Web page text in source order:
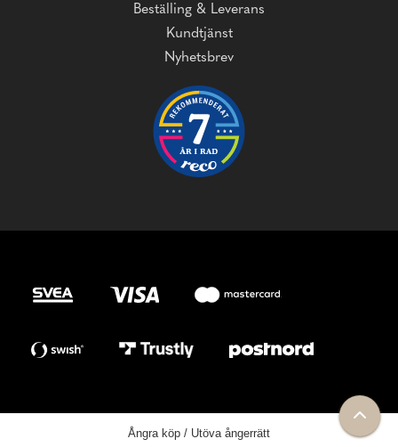
Beställing & Leverans
Kundtjänst
Nyhetsbrev
Ångra köp / Utöva ångerrätt